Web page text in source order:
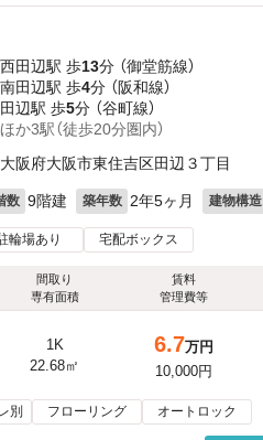
西田辺駅 歩13分 （御堂筋線）
南田辺駅 歩4分 （阪和線）
田辺駅 歩5分 （谷町線）
ほか3駅（徒歩20分圏内）
大阪府大阪市東住吉区田辺３丁目
数 9階建 築年数 2年5ヶ月 建物構造
輪場あり 宅配ボックス
間取り
専有面積
賃料
管理費等
1K
22.68㎡
6.7万円
10,000円
別 フローリング オートロック